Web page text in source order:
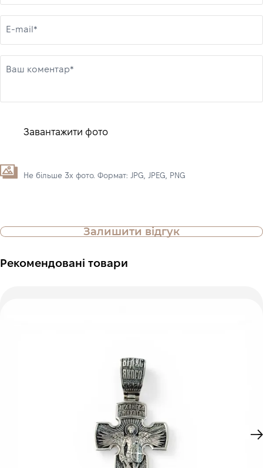
E-mail*
Ваш коментар*
Завантажити фото
Не більше 3х фото. Формат: JPG, JPEG, PNG
Залишити відгук
Рекомендовані товари